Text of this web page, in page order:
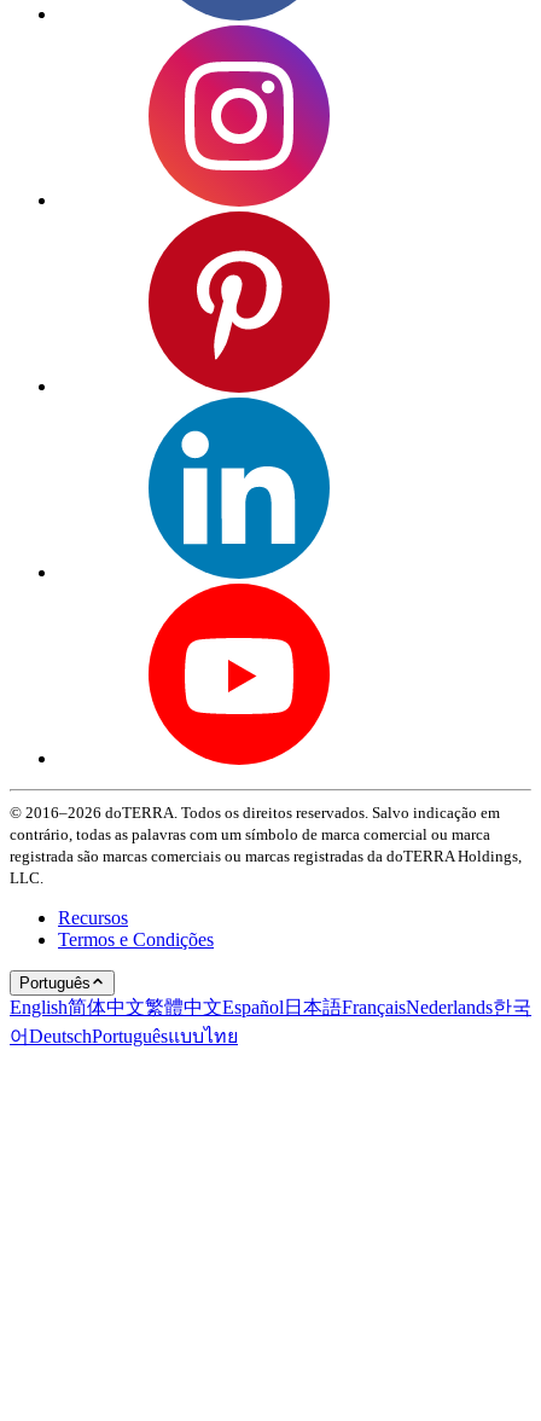
© 2016–2026 doTERRA. Todos os direitos reservados. Salvo indicação em
contrário, todas as palavras com um símbolo de marca comercial ou marca
registrada são marcas comerciais ou marcas registradas da doTERRA Holdings,
LLC.
Recursos
Termos e Condições
Português
English简体中文繁體中文Español 日本語FrançaisNederlands한국
어DeutschPortuguêsแบบไทย